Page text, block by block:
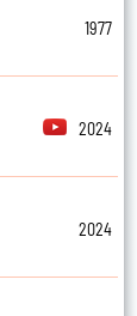
1977
2024
2024